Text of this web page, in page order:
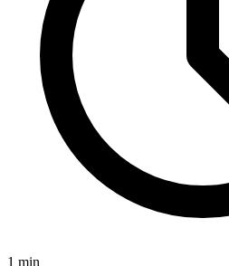
1 min